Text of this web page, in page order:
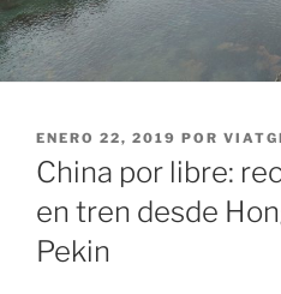
PUBLICADO
EL
ENERO 22, 2019 POR
China por libre:
en tren desde
Pekin